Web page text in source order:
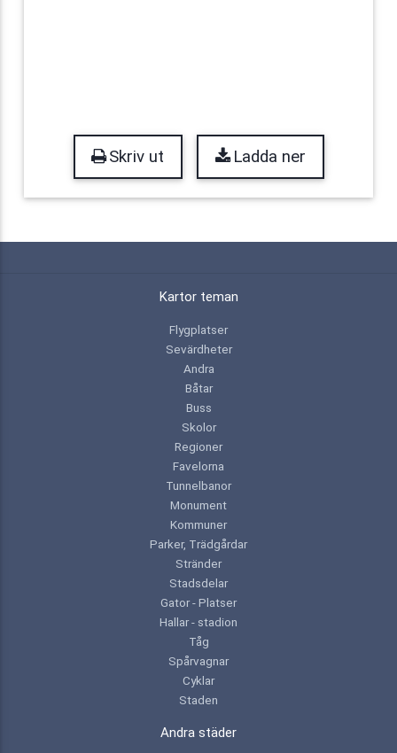
Skriv ut Ladda ner
Kartor teman
Flygplatser
Sevärdheter
Andra
Båtar
Buss
Skolor
Regioner
Favelorna
Tunnelbanor
Monument
Kommuner
Parker, Trädgårdar
Stränder
Stadsdelar
Gator - Platser
Hallar - stadion
Tåg
Spårvagnar
Cyklar
Staden
Andra städer